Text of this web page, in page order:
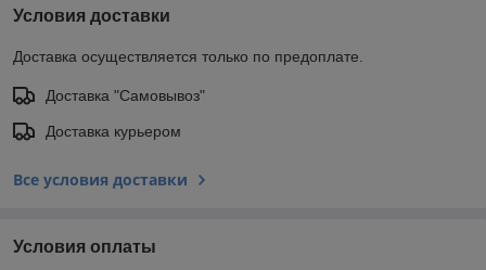
Условия доставки
Доставка осуществляется только по предоплате.
Доставка "Самовывоз"
Доставка курьером
Все условия доставки
Условия оплаты